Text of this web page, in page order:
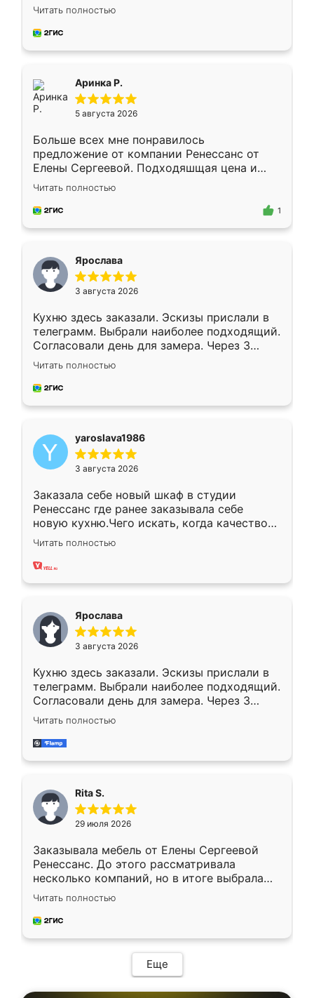
Замерщик приехал в субботу, подошёл к
делу со всей ответственностью. Собрали
за день, ребята работали аккуратно, даже
Читать полностью
Аринка Р.
5 августа 2026
Больше всех мне понравилось
предложение от компании Ренессанс от
Елены Сергеевой. Подходяшщая цена и
короткие сроки изготовления. Приехавший
для замера сотрудник Владислав
предложил по моему эскизу самый
Читать полностью
1
Ярослава
3 августа 2026
Кухню здесь заказали. Эскизы прислали в
телеграмм. Выбрали наиболее подходящий.
Согласовали день для замера. Через 3
недели кухня была уже готова. Остались
довольны работой. Спасибо Ренессанс
мебель за качественную работу!
Читать полностью
yaroslava1986
3 августа 2026
Заказала себе новый шкаф в студии
Ренессанс где ранее заказывала себе
новую кухню.Чего искать, когда качеством
вполне довольна. Служит кухня уже почти
два года, нареканий нет.
Читать полностью
Ярослава
3 августа 2026
Кухню здесь заказали. Эскизы прислали в
телеграмм. Выбрали наиболее подходящий.
Согласовали день для замера. Через 3
недели кухня была уже готова. Остались
довольны работой. Спасибо Ренессанс
мебель за качественную работу!
Читать полностью
Rita S.
29 июля 2026
Заказывала мебель от Елены Сергеевой
Ренессанс. До этого рассматривала
несколько компаний, но в итоге выбрала
эту. Сначала обговорили условия, потом
приехал замерщик, всё спокойно объяснил
и снял размеры. Изготовили в срок, с
мебель сразу встала на свое место без
каких-либо доработок. Качеством осталась
довольна, все выглядит так, как и ожидала.
Читать полностью
Еще